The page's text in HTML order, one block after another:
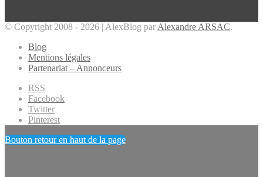
© Copyright 2008 - 2026 | AlexBlog par Alexandre ARSAC.
Blog
Mentions légales
Partenariat – Annonceurs
RSS
Facebook
Twitter
Pinterest
Bouton retour en haut de la page